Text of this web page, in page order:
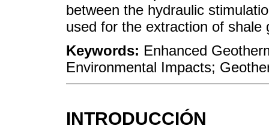
between the hydraulic
used for the extraction of shale
Keywords: Enhanced
Environmental Impacts;
INTRODUCCIÓN